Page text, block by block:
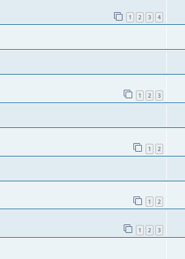
1 2 3 4
1 2 3
1 2
1 2
1 2 3